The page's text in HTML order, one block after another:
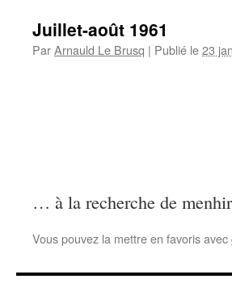
Juillet-août 1961
ParArnauld Le Brusq | Publié le23
… à la recherche de
Vous pouvez la mettre en favoris avec